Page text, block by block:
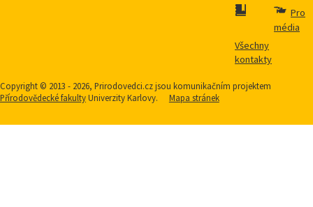
Všechny
kontakty
Pro
média
Copyright © 2013 - 2026, Prirodovedci.cz jsou komunikačním projektem
Přírodovědecké fakultyUniverzity Karlovy. Mapa stránek